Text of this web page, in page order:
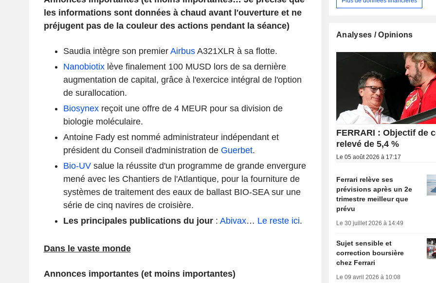
les informations sont données à chaud avant l'ouverture et ne
préjugent pas de la couleur des actions pendant la séance)
Saudia intègre son premier AirbusA321XLR à sa flotte.
Nanobiotixlève finalement 100 MUSD lors de sa dernière
augmentation de capital, grâce à l'exercice intégral de l'option
de surallocation.
Biosynexreçoit une offre de 4 MEUR pour sa division de
biologie moléculaire.
Antoine Fady est nommé administrateur indépendant et
président du Conseil d'administration de Guerbet.
Bio-UVsalue la réussite d'un programme de grande envergure
mené avec les Chantiers de l'Atlantique, pour la fourniture de
systèmes de traitement des eaux de ballast BIO-SEA sur une
série de cinq navires de croisière.
Les principales publications du jour: Abivax… Le reste ici.
Dans le vaste monde
Annonces importantes (et moins importantes)
Analyses / Opinions
FERRARI : Objectif de
relevé de 5,4 %
Le 05 août 2026 à 17:17
Ferrari relève ses
prévisions après un 2e
trimestre meilleur que
prévu
Le 30 juillet 2026 à 14:49
Sujet sensible et
correction boursière
chez Ferrari
Le 09 avril 2026 à 10:08